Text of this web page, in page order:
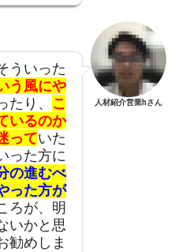
ういった
う風にや
たり、 こ
いるのか
っていた
った方に
の進むべ
った方が
ろが、明
いかと思
勧めしま
人材紹介営業hさん